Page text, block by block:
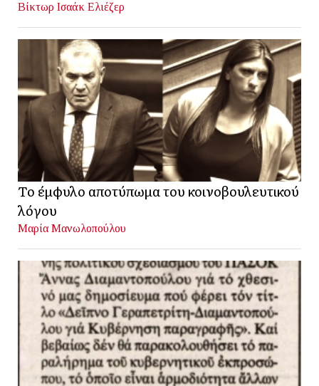
Βίκτωρ Ισαάκ Ελιέζερ
Το έμφυλο αποτύπωμα του κοινοβουλευτικού
λόγου
Μαρία Μανωλοπούλου